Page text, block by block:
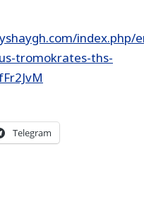
index.php/
tromokrates-ths-
Telegram